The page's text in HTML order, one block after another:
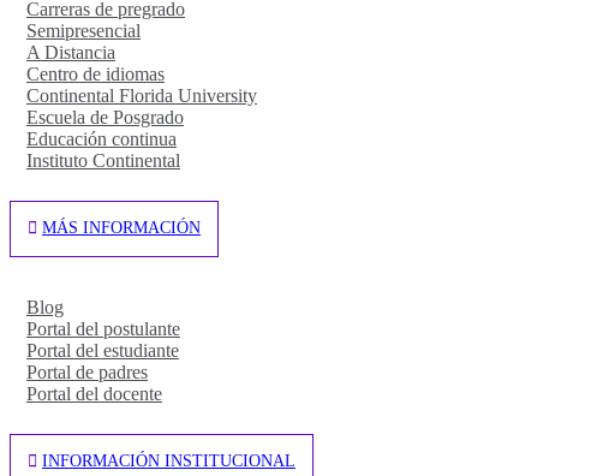
Carreras de pregrado
Semipresencial
A Distancia
Centro de idiomas
Continental Florida University
Escuela de Posgrado
Educación continua
Instituto Continental
MÁS INFORMACIÓN
Blog
Portal del postulante
Portal del estudiante
Portal de padres
Portal del docente
INFORMACIÓN INSTITUCIONAL